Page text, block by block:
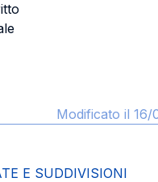
Modificato il 16/
E SUDDIVISIONI